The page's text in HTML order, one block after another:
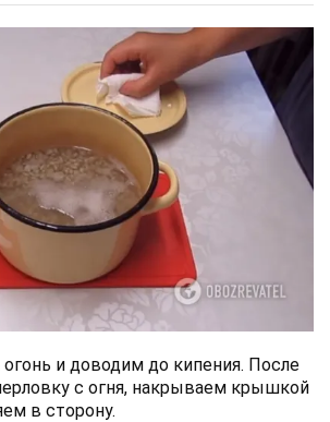
и доводим до кипения. После
с огня, накрываем крышкой
в сторону.